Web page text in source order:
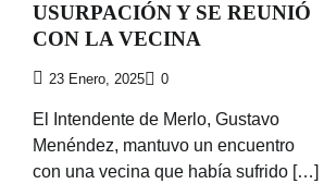
USURPACIÓN Y SE REUNIÓ
CON LA VECINA
23 Enero, 2025 0
El Intendente de Merlo, Gustavo
Menéndez, mantuvo un encuentro
con una vecina que había sufrido […]